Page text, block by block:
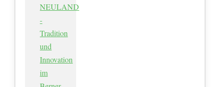
NEULAND
-
Tradition
und
Innovation
im